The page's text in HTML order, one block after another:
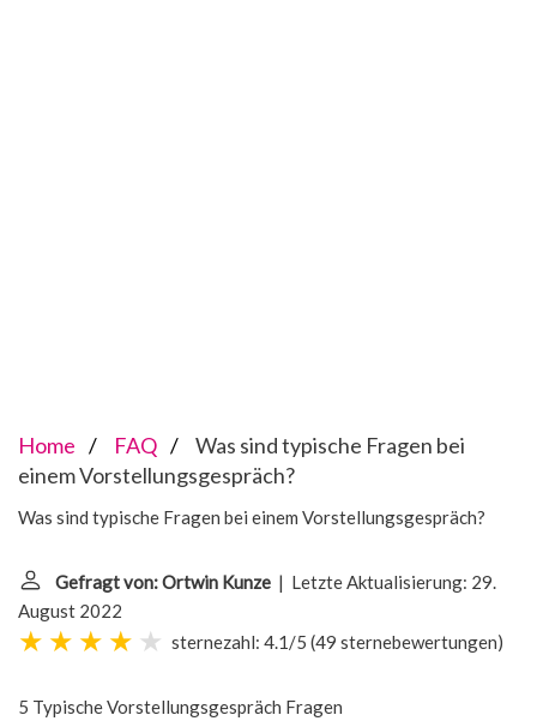
Home FAQ
Was sind typische Fragen bei
einem Vorstellungsgespräch?
Was sind typische Fragen bei einem Vorstellungsgespräch?
Gefragt von: Ortwin Kunze | Letzte Aktualisierung: 29.
August 2022
sternezahl: 4.1/5 (49 sternebewertungen)
5 Typische Vorstellungsgespräch Fragen